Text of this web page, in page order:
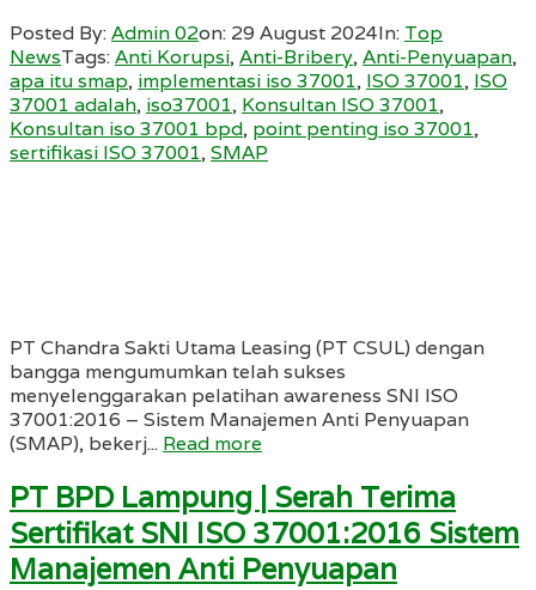
Posted By:Admin 02on: 29 August 2024In: Top
NewsTags:Anti Korupsi,Anti-Bribery,Anti-Penyuapan,
apa itu smap, implementasi iso 37001, ISO 37001, ISO
37001 adalah, iso37001, Konsultan ISO 37001,
Konsultan iso 37001 bpd, point penting iso 37001,
sertifikasi ISO 37001,SMAP
PT Chandra Sakti Utama Leasing (PT CSUL) dengan
bangga mengumumkan telah sukses
menyelenggarakan pelatihan awareness SNI ISO
37001:2016 – Sistem Manajemen Anti Penyuapan
(SMAP), bekerj... Read more
PT BPD Lampung | Serah Terima
Sertifikat SNI ISO 37001:2016 Sistem
Manajemen Anti Penyuapan